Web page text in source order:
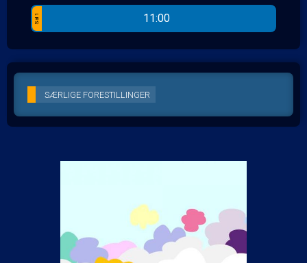
Sal 1 11:00
SÆRLIGE FORESTILLINGER